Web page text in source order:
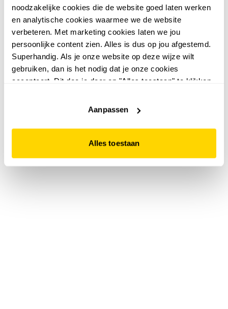
noodzakelijke cookies die de website goed laten werken
en analytische cookies waarmee we de website
verbeteren. Met marketing cookies laten we jou
persoonlijke content zien. Alles is dus op jou afgestemd.
Superhandig. Als je onze website op deze wijze wilt
gebruiken, dan is het nodig dat je onze cookies
accepteert. Dit doe je door op "Alles toestaan" te klikken.
website niet optimaal functioneert.
Aanpassen
Alles toestaan